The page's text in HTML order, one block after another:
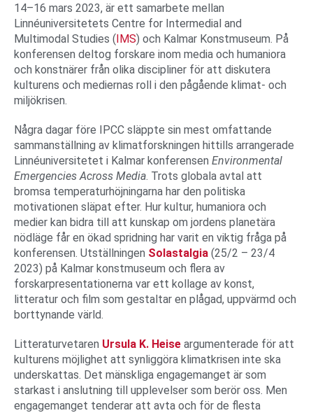
14–16 mars 2023, är ett samarbete mellan
Linnéuniversitetets Centre for Intermedial and
Multimodal Studies (IMS) och Kalmar Konstmuseum. På
konferensen deltog forskare inom media och humaniora
och konstnärer från olika discipliner för att diskutera
kulturens och mediernas roll i den pågående klimat- och
miljökrisen.
Några dagar före IPCC släppte sin mest omfattande
sammanställning av klimatforskningen hittills arrangerade
Linnéuniversitetet i Kalmar konferensen Environmental
Emergencies Across Media. Trots globala avtal att
bromsa temperaturhöjningarna har den politiska
motivationen släpat efter. Hur kultur, humaniora och
medier kan bidra till att kunskap om jordens planetära
nödläge får en ökad spridning har varit en viktig fråga på
konferensen. Utställningen Solastalgia (25/2 – 23/4
2023) på Kalmar konstmuseum och flera av
forskarpresentationerna var ett kollage av konst,
litteratur och film som gestaltar en plågad, uppvärmd och
borttynande värld.
Litteraturvetaren Ursula K. Heise argumenterade för att
kulturens möjlighet att synliggöra klimatkrisen inte ska
underskattas. Det mänskliga engagemanget är som
starkast i anslutning till upplevelser som berör oss. Men
engagemanget tenderar att avta och för de flesta